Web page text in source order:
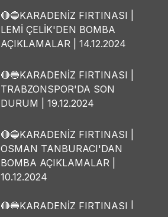
🔴🔵KARADENİZ FIRTINASI |
LEMİ ÇELİK'DEN BOMBA
AÇIKLAMALAR | 14.12.2024
🔴🔵KARADENİZ FIRTINASI |
TRABZONSPOR'DA SON
DURUM | 19.12.2024
🔴🔵KARADENİZ FIRTINASI |
OSMAN TANBURACI'DAN
BOMBA AÇIKLAMALAR |
10.12.2024
🔴🔵KARADENİZ FIRTINASI |